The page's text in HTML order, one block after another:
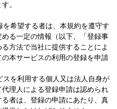
。
希望する者は、本規約を遵守す
る一定の情報（以下、「登録事
方法で当社に提供することによ
本サービスの利用の登録を申請
を利用する個人又は法人自身が
理人による登録申請は認められ
者は、登録の申請にあたり、真